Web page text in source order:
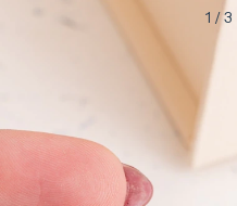
1 /3